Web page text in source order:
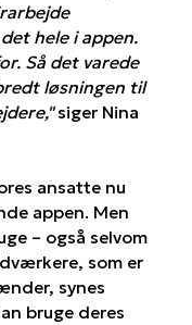
hele i appen.
Så det varede
løsningen til
siger Nina
ansatte nu
appen. Men
– også selvom
som er
synes
bruge deres